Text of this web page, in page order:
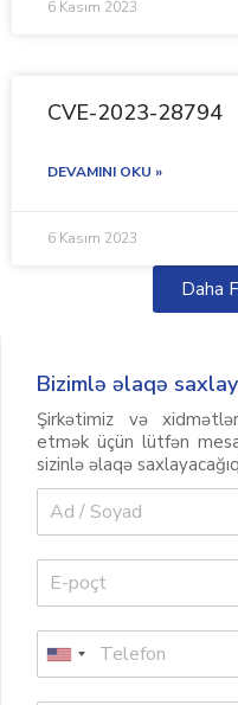
6 Kasım 2023
CVE-2023-28794
DEVAMINI OKU »
6 Kasım 2023
Daha
Bizimlə əlaqə
Şirkətimiz və
etmək üçün lütfən
sizinlə əlaqə